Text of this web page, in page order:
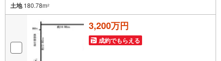
土地180.78m2
3,200万円
成約でもらえる